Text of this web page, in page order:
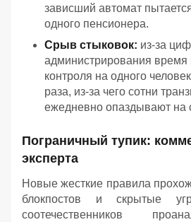
зависший автомат
одного пенсионера.
Срыв стыковок: из-за
администрирования время
контроля на одного
раза, из-за чего сотни
ежедневно опаздывают на
Пограничный тупик:
эксперта
Новые жесткие правила
блокпостов и скрытые
соотечественников